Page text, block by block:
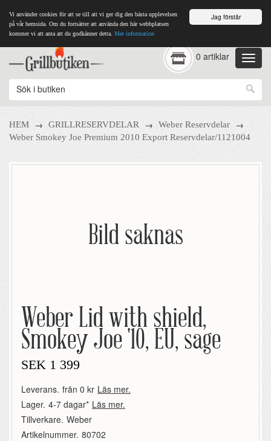
Jag förstår
Vi använder cookies för att se till att vi ger dig den bästa upplevelsen
på vår hemsida. Om du fortsätter att använda den här webbplatsen
kommer vi att anta att du godkänner detta. Mer information
0 artiklar
HEM → GRILLRESERVDELAR → Weber Reservdelar →
Weber Smokey Joe Premium 2010 Export Reservdelar/1121004
Bild saknas
Weber Lid with shield,
Smokey Joe '10, EU, sage
SEK 1 399
Leverans. från 0 kr Läs mer.
Lager. 4-7 dagar* Läs mer.
Tillverkare. Weber
Artikelnummer. 80702